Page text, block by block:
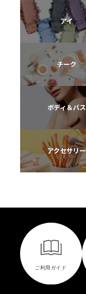
アイ
チーク
ボディ＆バス
アクセサリー